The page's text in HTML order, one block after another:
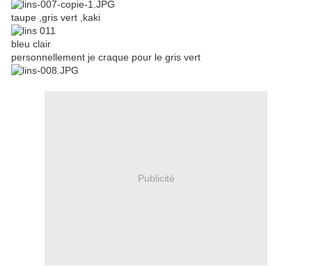
taupe ,gris vert ,kaki
bleu clair
personnellement je craque pour le gris vert
Publicité